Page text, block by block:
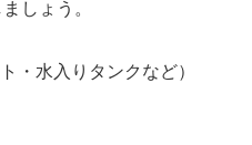
しょう。
・水入りタンクなど）